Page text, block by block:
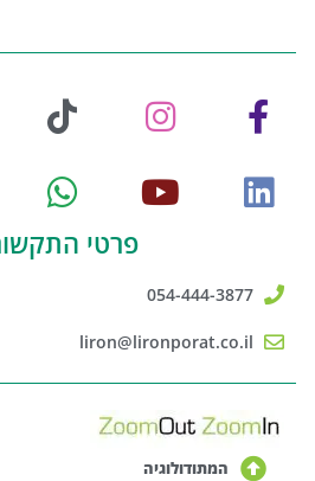
פרטי
054-444-3877
liron@lironporat.co.il
המתודולוגיה